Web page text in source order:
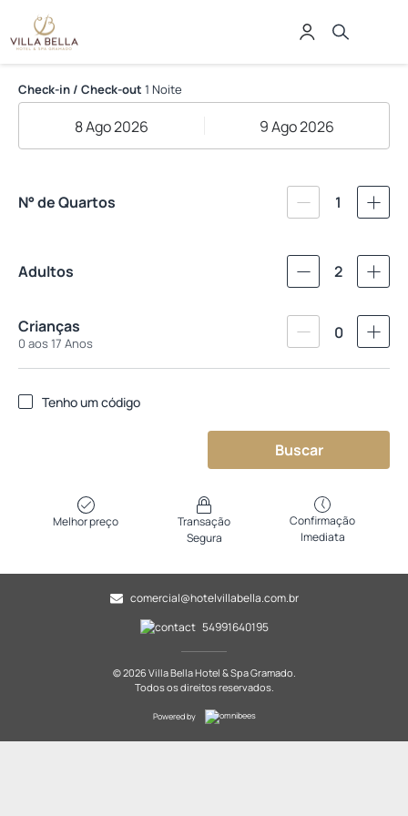
Villa Bella Hotel & Spa Gramado
Check-in / Check-out 1 Noite
8 Ago 2026 9 Ago 2026
N° de Quartos 1
Adultos 2
Crianças
0 aos 17 Anos
0
Tenho um código
Buscar
Melhor preço
Transação
Segura
Confirmação
Imediata
comercial@hotelvillabella.com.br
54991640195
© 2026 Villa Bella Hotel & Spa Gramado.
Todos os direitos reservados.
Powered by